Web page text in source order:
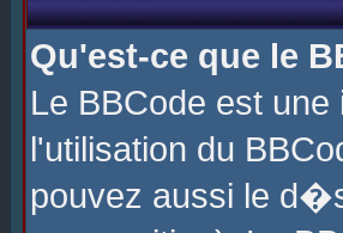
Qu'est-ce que le
Le BBCode est
l'utilisation du
pouvez aussi le